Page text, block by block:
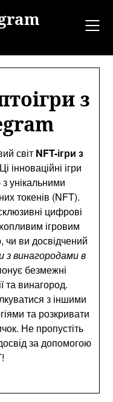
з
світ NFT-ігри з
інноваційні ігри
унікальними
токенів (NFT).
цифрові
ігровим
чи ви досвідчений
з винагородами в
безмежні
та винагород.
з іншими
та розкривати
Не пропустіть
за допомогою